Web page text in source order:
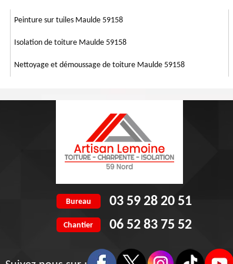
et renseignements concernant votre besoin, notre équipe se
Peinture sur tuiles Maulde 59158
Isolation de toiture Maulde 59158
Nettoyage et démoussage de toiture Maulde 59158
Bureau 03 59 28 20 51
Chantier 06 52 83 75 52